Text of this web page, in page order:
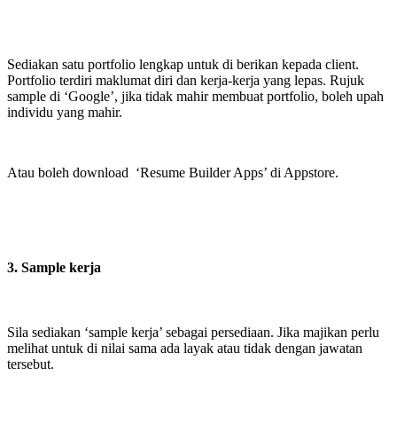
Sediakan satu portfolio lengkap untuk di berikan kepada client.
Portfolio terdiri maklumat diri dan kerja-kerja yang lepas. Rujuk
sample di ‘Google’, jika tidak mahir membuat portfolio, boleh upah
individu yang mahir.
Atau boleh download ‘Resume Builder Apps’ di Appstore.
3. Sample kerja
Sila sediakan ‘sample kerja’ sebagai persediaan. Jika majikan perlu
melihat untuk di nilai sama ada layak atau tidak dengan jawatan
tersebut.